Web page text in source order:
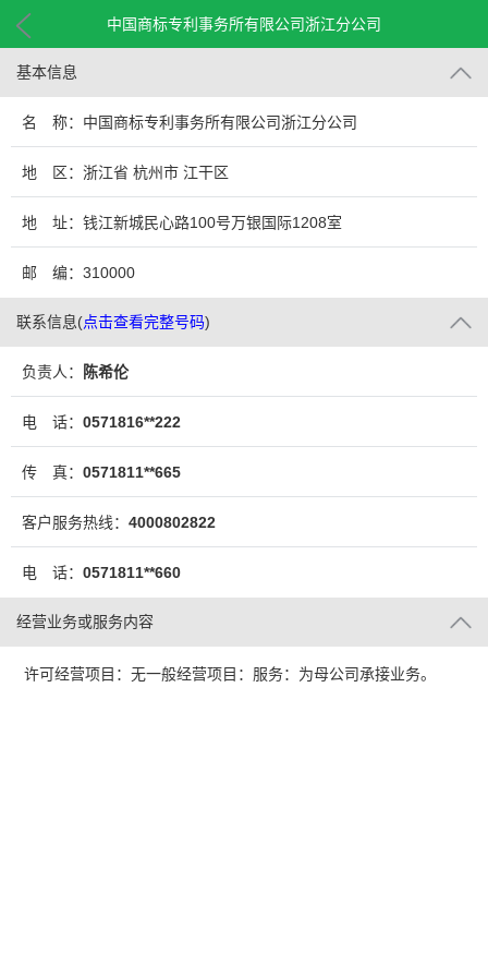
中国商标专利事务所有限公司浙江分公司
基本信息
名 称：中国商标专利事务所有限公司浙江分公司
地 区：浙江省 杭州市 江干区
地 址：钱江新城民心路100号万银国际1208室
邮 编：310000
联系信息(点击查看完整号码)
负责人： 陈希伦
电 话： 0571816**222
传 真： 0571811**665
客户服务热线： 4000802822
电 话： 0571811**660
经营业务或服务内容
许可经营项目：无一般经营项目：服务：为母公司承接业务。